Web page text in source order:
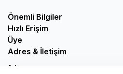
Önemli Bilgiler
Hızlı Erişim
Üye
Adres & İletişim
Adres